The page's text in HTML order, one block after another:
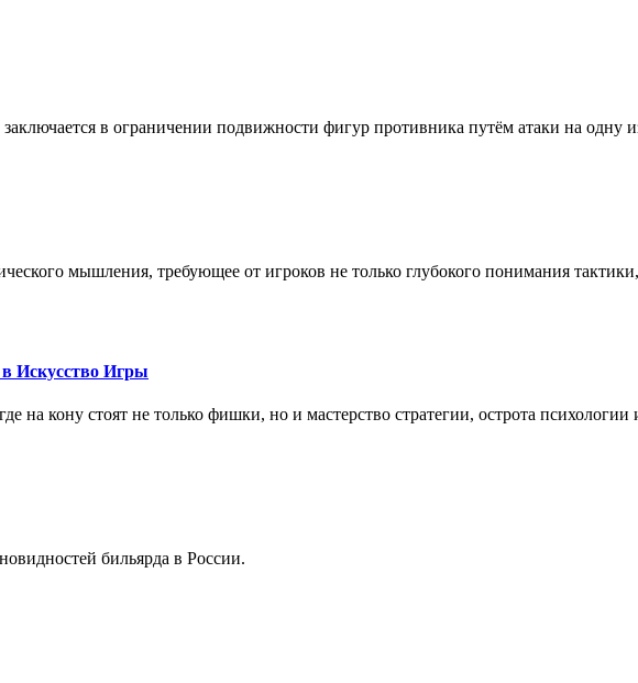
в ограничении подвижности фигур противника путём атаки на одну
мышления, требующее от игроков не только глубокого понимания
Искусство Игры
на кону стоят не только фишки, но и мастерство стратегии, острота психологии
бильярда в России.